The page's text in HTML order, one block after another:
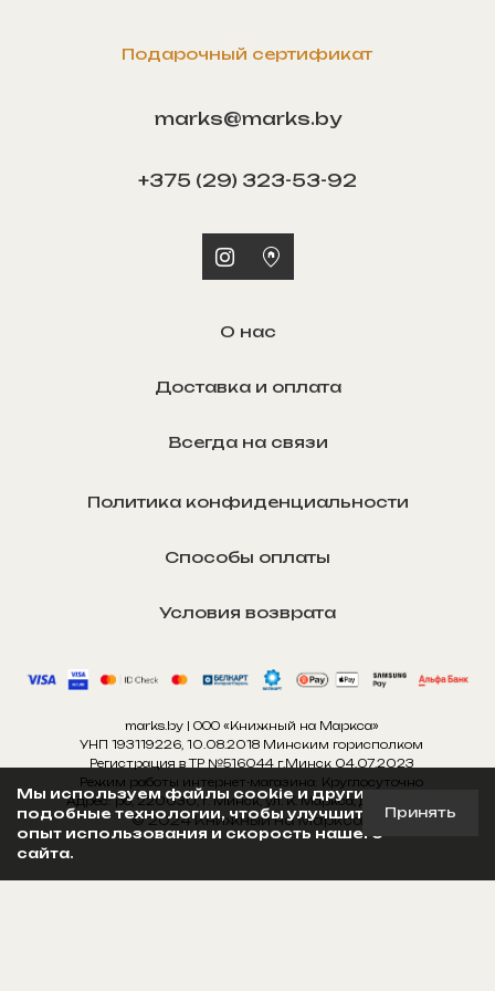
Подарочный сертификат
marks@marks.by
+375 (29) 323-53-92
О нас
Доставка и оплата
Всегда на связи
Политика конфиденциальности
Способы оплаты
Условия возврата
marks.by | ООО «Книжный на Маркса»
УНП 193119226, 10.08.2018 Минским горисполком
Регистрация в ТР №516044 г.Минск 04.07.2023
Режим работы интернет-магазина: Круглосуточно
Адрес: рб, 220030, г. Минск, ул. К. Маркса, д. 11, пом. 1н
© 2024 Книжный на Маркса Принять
Мы используем файлы cookie и другие
подобные технологии, чтобы улучшить
опыт использования и скорость нашего
сайта.